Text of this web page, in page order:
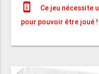
perm_device_information
Ce jeu nécessite
pour pouvoir être joué !